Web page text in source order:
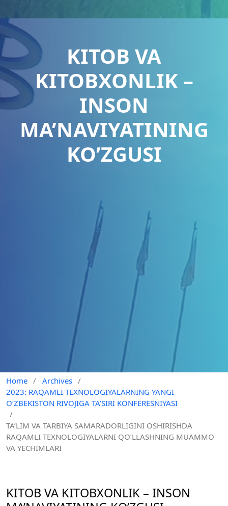
KITOB VA
KITOBXONLIK –
INSON
MA’NAVIYATINING
KO’ZGUSI
Home / Archives /
2023: RAQAMLI TEXNOLOGIYALARNING YANGI
O‘ZBEKISTON RIVOJIGA TA’SIRI KONFERESNIYASI
/
TA’LIM VA TARBIYA SAMARADORLIGINI OSHIRISHDA
RAQAMLI TEXNOLOGIYALARNI QO‘LLASHNING MUAMMO
VA YECHIMLARI
KITOB VA KITOBXONLIK – INSON